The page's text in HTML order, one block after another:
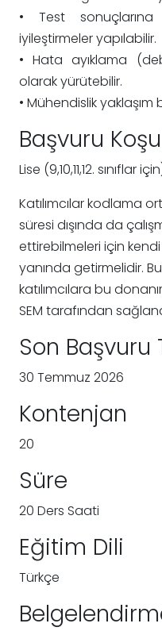
• Test
iyileştirmeler yapılabilir.
• Hata ayıklama
olarak yürütebilir.
• Mühendislik
Başvuru
Lise (9,10,11,12. sınıflar
Katılımcılar kodlama
süresi dışında da
ettirebilmeleri için
yanında getirmelidir.
katılımcılara bu
SEM tarafından
Son Başvuru
30 Temmuz 2026
Kontenjan
20
Süre
20 Ders Saati
Eğitim Dili
Türkçe